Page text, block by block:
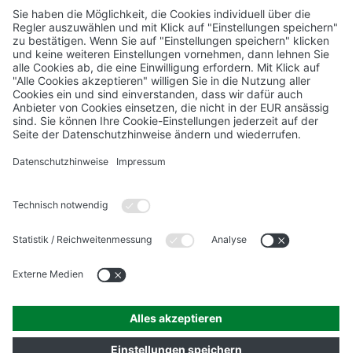
Presseanfragen:
Laura Märtens
Abt. Marketing
Tel.: +49 3473 / 22 503 – 575
E-Mail:l.maertens@novo-tech.de
IMPRESSUM
DATENSCHUTZHINWEISE